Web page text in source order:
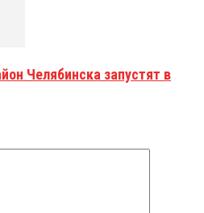
Челябинска запустят в